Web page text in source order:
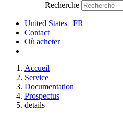
Recherche
United States | FR
Contact
Où acheter
Accueil
Service
Documentation
Prospectus
details